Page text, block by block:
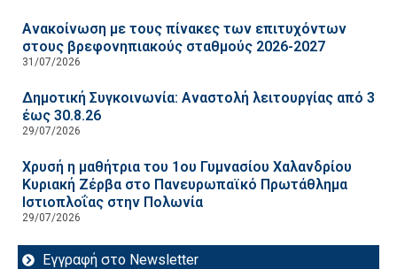
Ανακοίνωση με τους πίνακες των επιτυχόντων
στους βρεφονηπιακούς σταθμούς 2026-2027
31/07/2026
Δημοτική Συγκοινωνία: Αναστολή λειτουργίας από 3
έως 30.8.26
29/07/2026
Χρυσή η μαθήτρια του 1ου Γυμνασίου Χαλανδρίου
Κυριακή Ζέρβα στο Πανευρωπαϊκό Πρωτάθλημα
Ιστιοπλοΐας στην Πολωνία
29/07/2026
Εγγραφή στο Newsletter